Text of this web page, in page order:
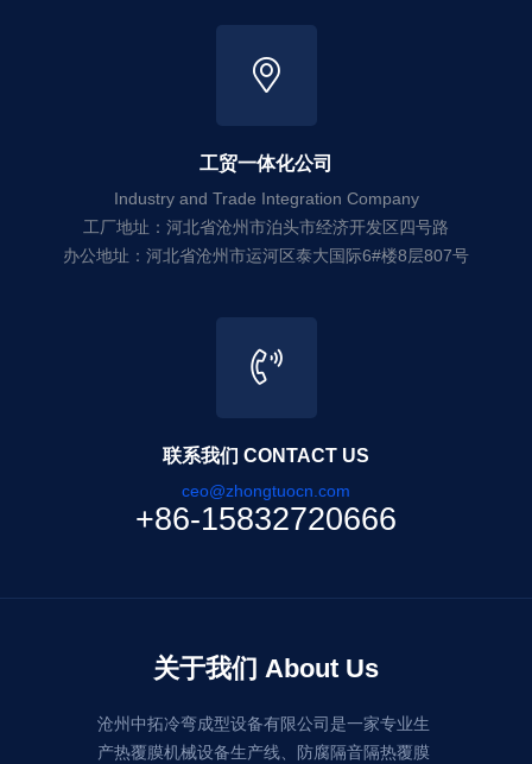
工贸一体化公司
Industry and Trade Integration Company
工厂地址：河北省沧州市泊头市经济开发区四号路
办公地址：河北省沧州市运河区泰大国际6#楼8层807号
联系我们 CONTACT US
ceo@zhongtuocn.com
+86-15832720666
关于我们 About Us
沧州中拓冷弯成型设备有限公司是一家专业生
产热覆膜机械设备生产线、防腐隔音隔热覆膜